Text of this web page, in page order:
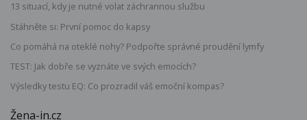
13 situací, kdy je nutné volat záchrannou službu
Stáhněte si: První pomoc do kapsy
Co pomáhá na oteklé nohy? Podpořte správné proudění lymfy
TEST: Jak dobře se vyznáte ve svých emocích?
Výsledky testu EQ: Co prozradil váš emoční kompas?
Žena-in.cz